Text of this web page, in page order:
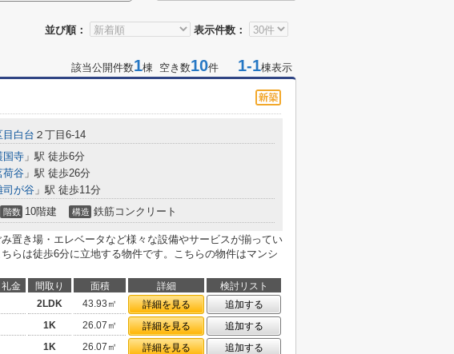
並び順： 表示件数：
該当公開件数1棟 空き数10件 1-1棟表示
目白台 ２丁目6-14
国寺 」駅 徒歩6分
荷谷 」駅 徒歩26分
司が谷 」駅 徒歩11分
階数 10階建 構造 鉄筋コンクリート
置き場・エレベータなど様々な設備やサービスが揃ってい
らは徒歩6分に立地する物件です。こちらの物件はマンシ
礼金 間取り 面積 詳細
検討リスト
2LDK 43.93㎡ 詳細を見る
追加する
1K 26.07㎡ 詳細を見る
追加する
1K 26.07㎡ 詳細を見る
追加する